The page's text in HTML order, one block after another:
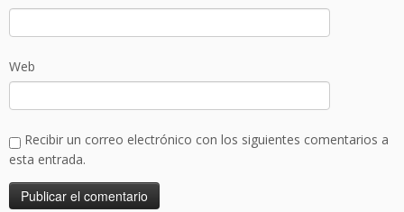
Web
Recibir un correo electrónico con los siguientes comentarios a
esta entrada.